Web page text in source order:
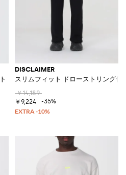
クルーネック コットンTシャツ
DISCLAIMER
スリムフィット ドローストリング付
￥14,189
￥9,224
-35%